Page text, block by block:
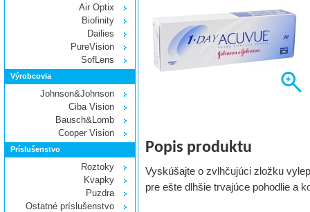
Popis produktu
Vyskúšajte o zvlhčujúci zložku
pre ešte dlhšie trvajúce pohodlie a
Air Optix
Biofinity
Dailies
PureVision
SofLens
Výrobcovia
Johnson&Johnson
Ciba Vision
Bausch&Lomb
Cooper Vision
Príslušenstvo
Roztoky
Kvapky
Puzdra
Ostatné príslušenstvo